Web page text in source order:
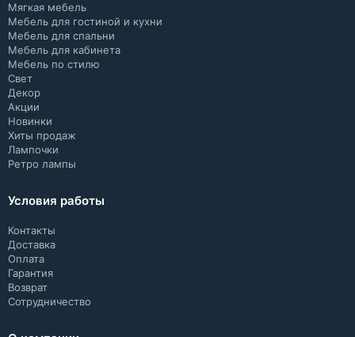
Мягкая мебель
Мебель для гостиной и кухни
Мебель для спальни
Мебель для кабинета
Мебель по стилю
Свет
Декор
Акции
Новинки
Хиты продаж
Лампочки
Ретро лампы
Условия работы
Контакты
Доставка
Оплата
Гарантия
Возврат
Сотрудничество